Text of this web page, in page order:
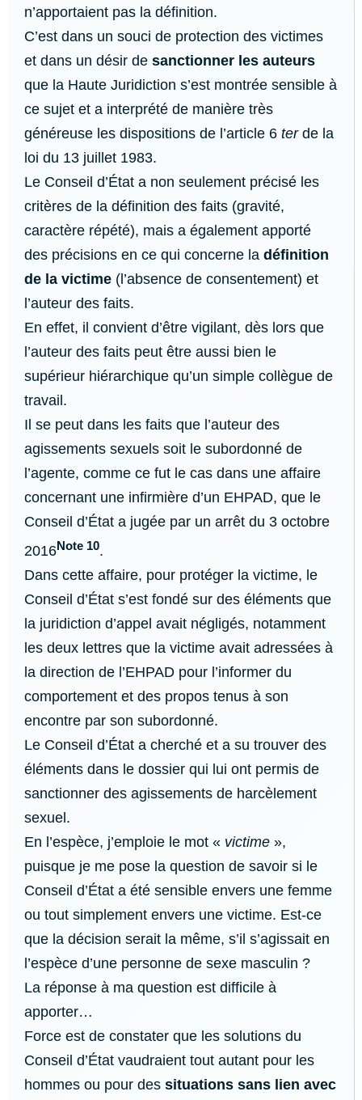
n’apportaient pas la définition.
C’est dans un souci de protection des victimes
et dans un désir de sanctionner les auteurs
que la Haute Juridiction s’est montrée sensible à
ce sujet et a interprété de manière très
généreuse les dispositions de l’article 6 terde la
loi du 13 juillet 1983.
Le Conseil d’État a non seulement précisé les
critères de la définition des faits (gravité,
caractère répété), mais a également apporté
des précisions en ce qui concerne la définition
de la victime (l’absence de consentement) et
l’auteur des faits.
En effet, il convient d’être vigilant, dès lors que
l’auteur des faits peut être aussi bien le
supérieur hiérarchique qu’un simple collègue de
travail.
Il se peut dans les faits que l’auteur des
agissements sexuels soit le subordonné de
l’agente, comme ce fut le cas dans une affaire
concernant une infirmière d’un EHPAD, que le
Conseil d’État a jugée par un arrêt du 3 octobre
2016Note 10.
Dans cette affaire, pour protéger la victime, le
Conseil d’État s’est fondé sur des éléments que
la juridiction d’appel avait négligés, notamment
les deux lettres que la victime avait adressées à
la direction de l’EHPAD pour l’informer du
comportement et des propos tenus à son
encontre par son subordonné.
Le Conseil d’État a cherché et a su trouver des
éléments dans le dossier qui lui ont permis de
sanctionner des agissements de harcèlement
sexuel.
En l’espèce, j’emploie le mot « victime »,
puisque je me pose la question de savoir si le
Conseil d’État a été sensible envers une femme
ou tout simplement envers une victime. Est-ce
que la décision serait la même, s’il s’agissait en
l’espèce d’une personne de sexe masculin ?
La réponse à ma question est difficile à
apporter…
Force est de constater que les solutions du
Conseil d’État vaudraient tout autant pour les
hommes ou pour des situations sans lien avec